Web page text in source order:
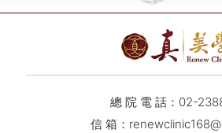
總 院 電 話： 02-
信 箱：